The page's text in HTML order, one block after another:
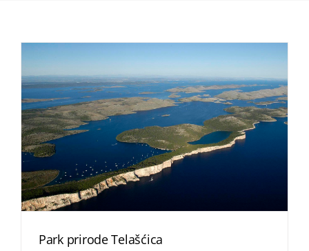
Park prirode Telašćica